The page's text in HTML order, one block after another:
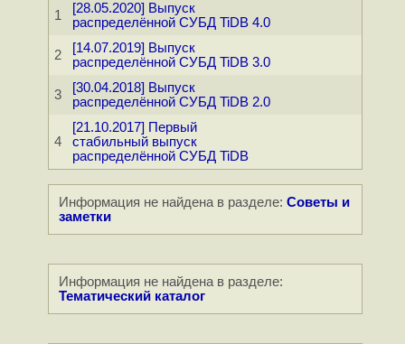
1
[28.05.2020] Выпуск
распределённой СУБД TiDB 4.0
2
[14.07.2019] Выпуск
распределённой СУБД TiDB 3.0
3
[30.04.2018] Выпуск
распределённой СУБД TiDB 2.0
4
[21.10.2017] Первый
стабильный выпуск
распределённой СУБД TiDB
Информация не найдена в разделе: Советы и
заметки
Информация не найдена в разделе:
Тематический каталог